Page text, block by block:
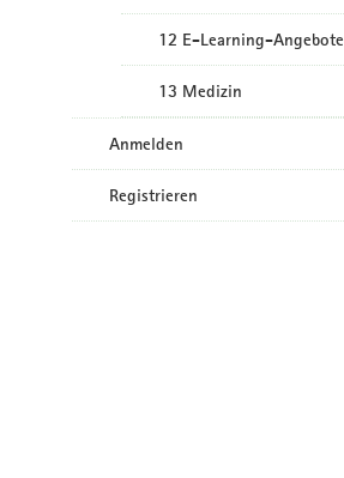
12 E-Learning-Angebote
13 Medizin
Anmelden
Registrieren